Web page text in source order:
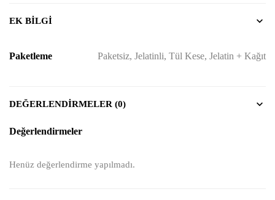
EK BILGI
Paketleme Paketsiz, Jelatinli, Tül Kese, Jelatin + Kağıt
DEĞERLENDIRMELER (0)
Değerlendirmeler
Henüz değerlendirme yapılmadı.